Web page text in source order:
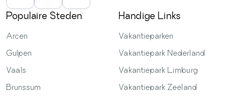
Populaire Steden
Arcen
Gulpen
Vaals
Brunssum
Handige Links
Vakantieparken
Vakantiepark Nederland
Vakantiepark Limburg
Vakantiepark Zeeland